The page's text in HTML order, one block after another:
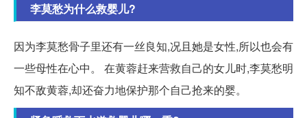
李莫愁为什么救婴儿?
因为李莫愁骨子里还有一丝良知,况且她是女性,所以也会有
一些母性在心中。 在黄蓉赶来营救自己的女儿时,李莫愁明
知不敌黄蓉,却还奋力地保护那个自己抢来的婴。